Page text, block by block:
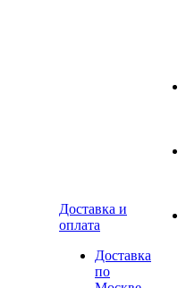
Доставка и
оплата
Доставка
по